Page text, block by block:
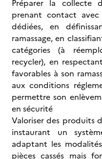
Préparer la collecte
prenant contact avec
dédiées, en
ramassage, en
catégories (à
recycler), en
favorables à son
aux conditions
permettre son
en sécurité
Valoriser des produits
instaurant un
adaptant les
pièces cassés mais